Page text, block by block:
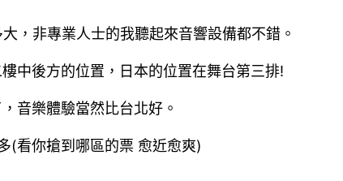
，非專業人士的我聽起來音響設備都不錯。
中後方的位置，日本的位置在舞台第三排!
音樂體驗當然比台北好。
(看你搶到哪區的票 愈近愈爽)